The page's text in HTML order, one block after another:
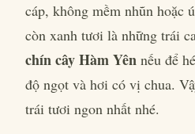
cáp, không mềm nhũn hoặc
còn xanh tươi là những trái
chín cây Hàm Yên nếu để
độ ngọt và hơi có vị chua.
trái tươi ngon nhất nhé.